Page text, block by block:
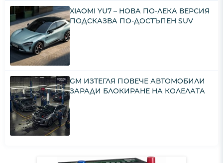
XIAOMI YU7 – НОВА ПО-ЛЕКА ВЕРСИЯ
ПОДСКАЗВА ПО-ДОСТЪПЕН SUV
GM ИЗТЕГЛЯ ПОВЕЧЕ АВТОМОБИЛИ
ЗАРАДИ БЛОКИРАНЕ НА КОЛЕЛАТА